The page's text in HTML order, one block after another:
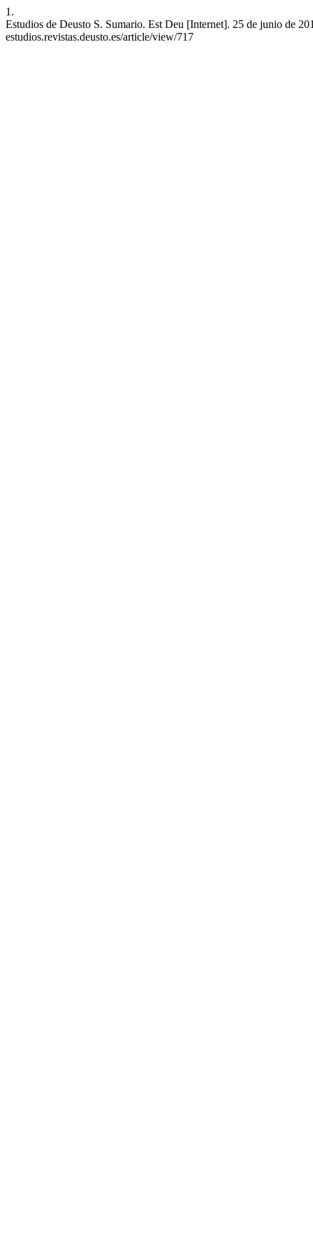
1.
Estudios de Deusto S. Sumario. Est Deu [Internet]. 25 de junio de
estudios.revistas.deusto.es/article/view/717